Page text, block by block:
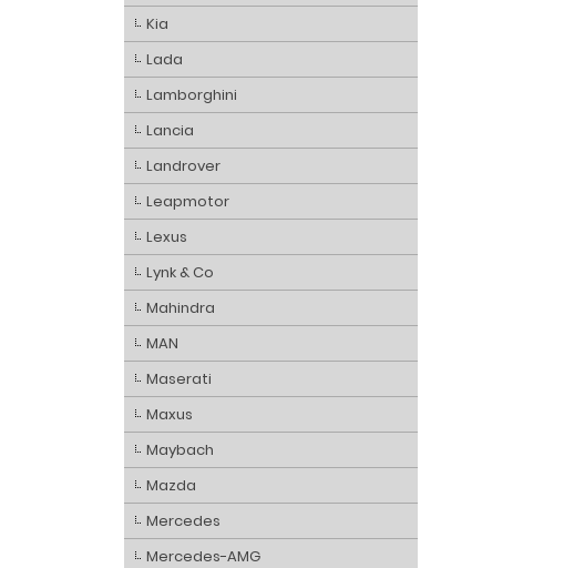
Kia
Lada
Lamborghini
Lancia
Landrover
Leapmotor
Lexus
Lynk & Co
Mahindra
MAN
Maserati
Maxus
Maybach
Mazda
Mercedes
Mercedes-AMG